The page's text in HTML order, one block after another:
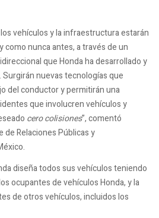
vehículos y la infraestructura estarán
como nunca antes, a través de un
que Honda ha desarrollado y
nuevas tecnologías que
del conductor y permitirán una
que involucren vehículos y
cero colisiones”, comentó
de Relaciones Públicas y
diseña todos sus vehículos teniendo
ocupantes de vehículos Honda, y la
de otros vehículos, incluidos los